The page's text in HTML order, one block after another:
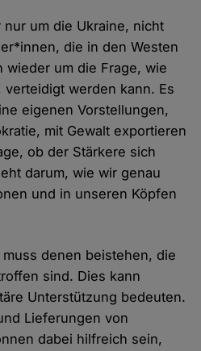
um die Ukraine, nicht
die in den Westen
wieder um die Frage, wie
werden kann. Es
eigenen Vorstellungen,
mit Gewalt exportieren
ob der Stärkere sich
darum, wie wir genau
und in unseren Köpfen
denen beistehen, die
sind. Dies kann
Unterstützung bedeuten.
Lieferungen von
dabei hilfreich sein,